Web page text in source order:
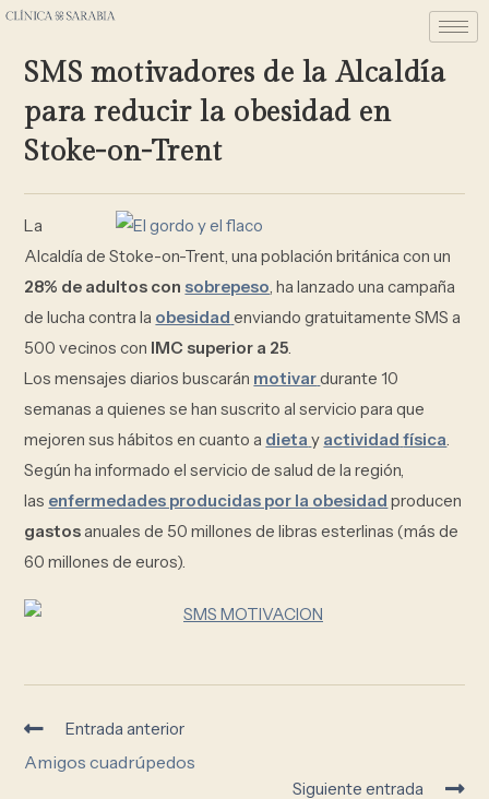
SMS motivadores de la Alcaldía
para reducir la obesidad en
Stoke-on-Trent
La
Alcaldía de Stoke-on-Trent, una población británica con un
28% de adultos consobrepeso, ha lanzado una campaña
de lucha contra la obesidad enviando gratuitamente SMS a
500 vecinos con IMC superior a 25.
Los mensajes diarios buscarán motivardurante 10
semanas a quienes se han suscrito al servicio para que
mejoren sus hábitos en cuanto a dieta y actividad física.
Según ha informado el servicio de salud de la región,
las enfermedades producidas por la obesidad producen
gastosanuales de 50 millones de libras esterlinas (más de
60 millones de euros).
Entrada anterior
Amigos cuadrúpedos
Siguiente entrada